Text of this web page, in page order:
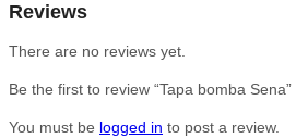
Reviews
There are no reviews yet.
Be the first to review “Tapa bomba Sena”
You must be logged in to post a review.